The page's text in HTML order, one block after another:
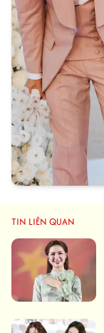
TIN LIÊN QUAN